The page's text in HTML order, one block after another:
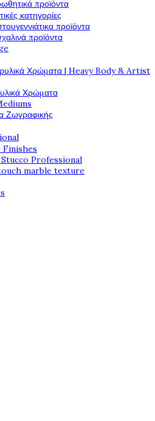
προϊόντα
κατηγορίες
προϊόντα
προϊόντα
Χρώματα | Heavy Body & Artist
Χρώματα
Ζωγραφικής
Professional
marble texture